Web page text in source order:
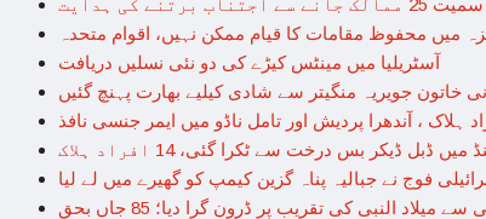
کی ہدایت
میں محفوظ مقامات کا قیام ممکن نہیں، اقوام متحدہ
آسٹریلیا میں مینٹس کیڑے کی دو نئی نسلیں دریافت
خاتون جویریہ منگیتر سے شادی کیلیے بھارت پہنچ گئیں
ہلاک ، آندھرا پردیش اور تامل ناڈو میں ایمر جنسی نافذ
میں ڈبل ڈیکر بس درخت سے ٹکرا گئی، 14 افراد ہلاک
فوج نے جبالیہ پناہ گزین کیمپ کو گھیرے میں لے لیا
النبی کی تقریب پر ڈرون گرا دیا؛ 85 جاں بحق